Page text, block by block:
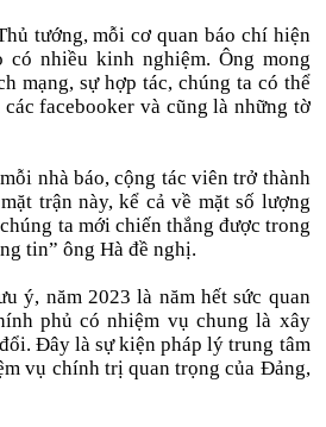
tướng, mỗi cơ quan báo chí hiện
có nhiều kinh nghiệm. Ông mong
mạng, sự hợp tác, chúng ta có thể
facebooker và cũng là những tờ
nhà báo, cộng tác viên trở thành
trận này, kể cả về mặt số lượng
ta mới chiến thắng được trong
tin” ông Hà đề nghị.
ý, năm 2023 là năm hết sức quan
phủ có nhiệm vụ chung là xây
Đây là sự kiện pháp lý trung tâm
vụ chính trị quan trọng của Đảng,